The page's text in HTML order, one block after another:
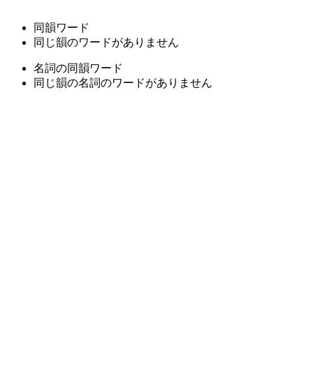
同韻ワード
同じ韻のワードがありません
名詞の同韻ワード
同じ韻の名詞のワードがありません